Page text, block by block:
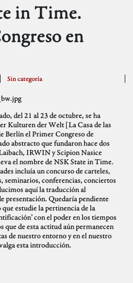
in Time.
en
Sin categoría
del 21 al 23 de octubre, se ha
Kulturen der Welt [La Casa de las
Berlín el Primer Congreso de
abstracto que fundaron hace dos
IRWIN y Scipion Nasice
el nombre de NSK State in Time.
incluía un concurso de carteles,
seminarios, conferencias, conciertos
aquí la traducción al
presentación. Quedaría pendiente
estudie la pertinencia de la
con el poder en los tiempos
que de esta actitud aún permanecen
de nuestro entorno y en el nuestro
esta introducción.